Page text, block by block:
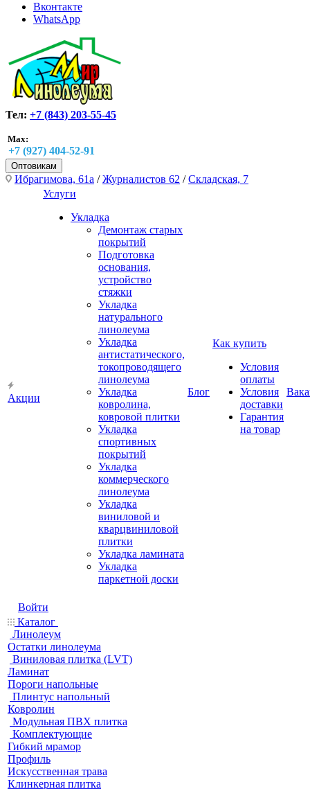
Вконтакте
WhatsApp
Тел: +7 (843) 203-55-45
Max:
+7 (927) 404-52-91
Оптовикам
Ибрагимова, 61а /Журналистов 62 /Складская, 7
Акции
Услуги
Укладка
Демонтаж старых
покрытий
Подготовка
основания,
устройство
стяжки
Укладка
натурального
линолеума
Укладка
антистатического,
токопроводящего
линолеума
Укладка
ковролина,
ковровой плитки
Укладка
спортивных
покрытий
Укладка
коммерческого
линолеума
Укладка
виниловой и
кварцвиниловой
плитки
Укладка ламината
Укладка
паркетной доски
Блог
Как купить
Условия
оплаты
Условия
доставки
Гарантия
на товар
Войти
Каталог
Линолеум
Остатки линолеума
Виниловая плитка (LVT)
Ламинат
Пороги напольные
Плинтус напольный
Ковролин
Модульная ПВХ плитка
Комплектующие
Гибкий мрамор
Профиль
Искусственная трава
Клинкерная плитка